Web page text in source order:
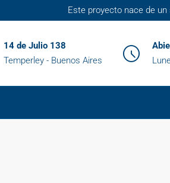
Este proyecto nace de
14 de Julio 138
Temperley - Buenos Aires